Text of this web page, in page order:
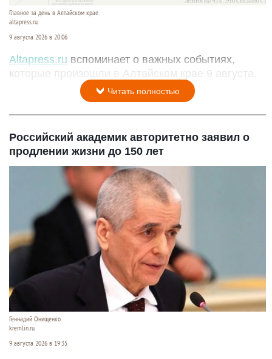
Главное за день в Алтайском крае.
altapress.ru.
9 августа 2026 в 20:06
Altapress.ru вспоминает о важных событиях,
которые произошли в Алтайском крае 9 августа.
Читать полностью
Российский академик авторитетно заявил о
продлении жизни до 150 лет
Геннадий Онищенко.
kremlin.ru
9 августа 2026 в 19:35